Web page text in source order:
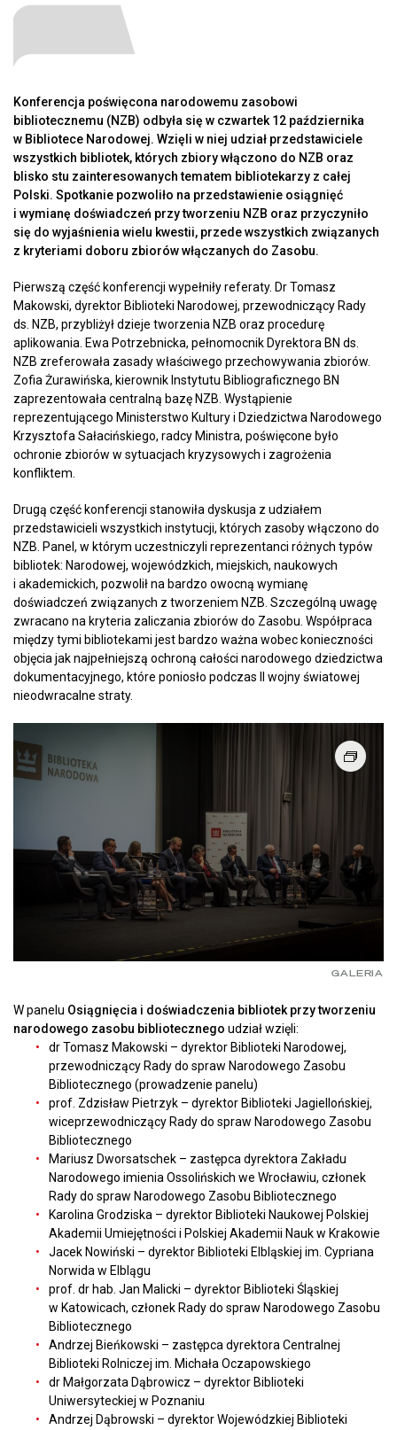
Konferencja poświęcona narodowemu zasobowi
bibliotecznemu (NZB) odbyła się w czwartek 12 października
w Bibliotece Narodowej. Wzięli w niej udział przedstawiciele
wszystkich bibliotek, których zbiory włączono do NZB oraz
blisko stu zainteresowanych tematem bibliotekarzy z całej
Polski. Spotkanie pozwoliło na przedstawienie osiągnięć
i wymianę doświadczeń przy tworzeniu NZB oraz przyczyniło
się do wyjaśnienia wielu kwestii, przede wszystkich związanych
z kryteriami doboru zbiorów włączanych do Zasobu.
Pierwszą część konferencji wypełniły referaty. Dr Tomasz
Makowski, dyrektor Biblioteki Narodowej, przewodniczący Rady
ds. NZB, przybliżył dzieje tworzenia NZB oraz procedurę
aplikowania. Ewa Potrzebnicka, pełnomocnik Dyrektora BN ds.
NZB zreferowała zasady właściwego przechowywania zbiorów.
Zofia Żurawińska, kierownik Instytutu Bibliograficznego BN
zaprezentowała centralną bazę NZB. Wystąpienie
reprezentującego Ministerstwo Kultury i Dziedzictwa Narodowego
Krzysztofa Sałacińskiego, radcy Ministra, poświęcone było
ochronie zbiorów w sytuacjach kryzysowych i zagrożenia
konfliktem.
Drugą część konferencji stanowiła dyskusja z udziałem
przedstawicieli wszystkich instytucji, których zasoby włączono do
NZB. Panel, w którym uczestniczyli reprezentanci różnych typów
bibliotek: Narodowej, wojewódzkich, miejskich, naukowych
i akademickich, pozwolił na bardzo owocną wymianę
doświadczeń związanych z tworzeniem NZB. Szczególną uwagę
zwracano na kryteria zaliczania zbiorów do Zasobu. Współpraca
między tymi bibliotekami jest bardzo ważna wobec konieczności
objęcia jak najpełniejszą ochroną całości narodowego dziedzictwa
dokumentacyjnego, które poniosło podczas II wojny światowej
nieodwracalne straty.
GALERIA
W panelu Osiągnięcia i doświadczenia bibliotek przy tworzeniu
narodowego zasobu bibliotecznego udział wzięli:
dr Tomasz Makowski – dyrektor Biblioteki Narodowej,
przewodniczący Rady do spraw Narodowego Zasobu
Bibliotecznego (prowadzenie panelu)
prof. Zdzisław Pietrzyk – dyrektor Biblioteki Jagiellońskiej,
wiceprzewodniczący Rady do spraw Narodowego Zasobu
Bibliotecznego
Mariusz Dworsatschek – zastępca dyrektora Zakładu
Narodowego imienia Ossolińskich we Wrocławiu, członek
Rady do spraw Narodowego Zasobu Bibliotecznego
Karolina Grodziska – dyrektor Biblioteki Naukowej Polskiej
Akademii Umiejętności i Polskiej Akademii Nauk w Krakowie
Jacek Nowiński – dyrektor Biblioteki Elbląskiej im. Cypriana
Norwida w Elblągu
prof. dr hab. Jan Malicki – dyrektor Biblioteki Śląskiej
w Katowicach, członek Rady do spraw Narodowego Zasobu
Bibliotecznego
Andrzej Bieńkowski – zastępca dyrektora Centralnej
Biblioteki Rolniczej im. Michała Oczapowskiego
dr Małgorzata Dąbrowicz – dyrektor Biblioteki
Uniwersyteckiej w Poznaniu
Andrzej Dąbrowski – dyrektor Wojewódzkiej Biblioteki